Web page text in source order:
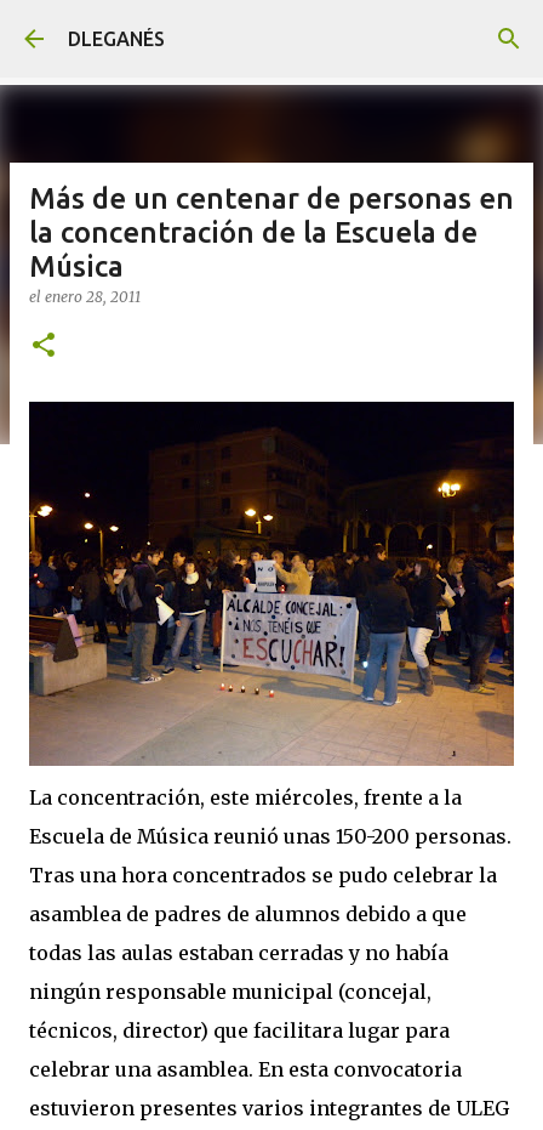
DLEGANÉS
Más de un centenar de personas en
la concentración de la Escuela de
Música
el enero 28, 2011
La concentración, este miércoles, frente a la
Escuela de Música reunió unas 150-200 personas.
Tras una hora concentrados se pudo celebrar la
asamblea de padres de alumnos debido a que
todas las aulas estaban cerradas y no había
ningún responsable municipal (concejal,
técnicos, director) que facilitara lugar para
celebrar una asamblea. En esta convocatoria
estuvieron presentes varios integrantes de ULEG